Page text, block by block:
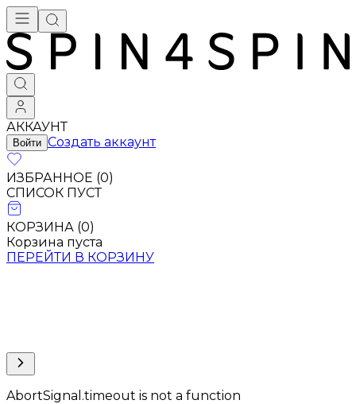
АККАУНТ
Войти Создать аккаунт
ИЗБРАННОЕ (0)
СПИСОК ПУСТ
КОРЗИНА (0)
Корзина пуста
ПЕРЕЙТИ В КОРЗИНУ
AbortSignal.timeout is not a function